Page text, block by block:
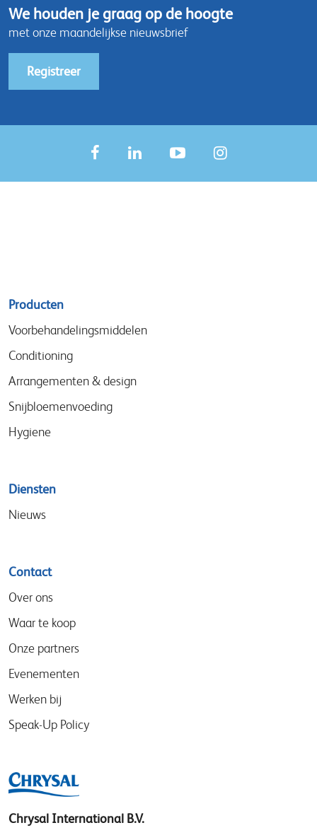
We houden je graag op de hoogte
met onze maandelijkse nieuwsbrief
Registreer
Sitemap
menu
Producten
Voorbehandelingsmiddelen
Conditioning
Arrangementen & design
Snijbloemenvoeding
Hygiene
Diensten
Nieuws
Contact
Over ons
Waar te koop
Onze partners
Evenementen
Werken bij
Speak-Up Policy
Chrysal International B.V.